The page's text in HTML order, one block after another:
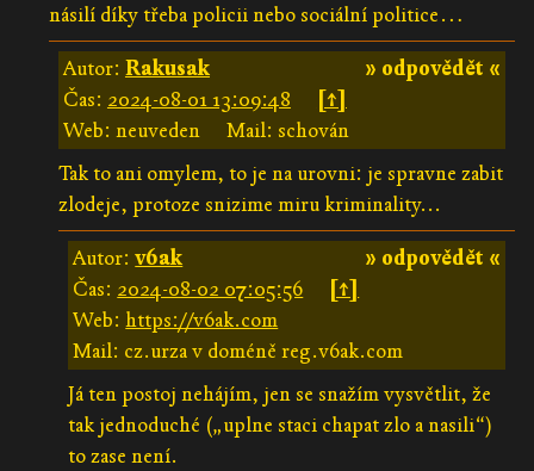
násilí díky třeba policii nebo sociální politice…
» odpovědět «
Autor: Rakusak
Čas: 2024-08-01 13:09:48
[↑]
Web: neuveden
Mail: schován
Tak to ani omylem, to je na urovni: je spravne zabit
zlodeje, protoze snizime miru kriminality...
» odpovědět «
Autor:v6ak
Čas: 2024-08-02 07:05:56
[↑]
Web:https://v6ak.com
Mail: cz.urza v doméně reg.v6ak.com
Já ten postoj nehájím, jen se snažím vysvětlit, že
tak jednoduché („uplne staci chapat zlo a nasili“)
to zase není.